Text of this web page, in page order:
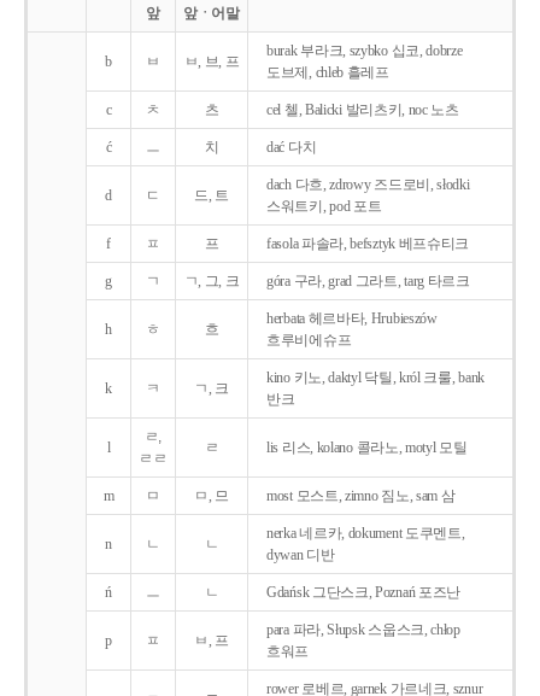
앞
앞ㆍ어말
b ㅂ ㅂ, 브, 프
burak 부라크, szybko 십코, dobrze
도브제, chleb 흘레프
c ㅊ 츠 cel 첼, Balicki 발리츠키, noc 노츠
ć ㅡ 치 dać 다치
d ㄷ 드, 트
dach 다흐, zdrowy 즈드로비, słodki
스워트키, pod 포트
f ㅍ 프 fasola 파솔라, befsztyk 베프슈티크
g ㄱ ㄱ, 그, 크 góra 구라, grad 그라트, targ 타르크
h ㅎ 흐
herbata 헤르바타, Hrubieszów
흐루비에슈프
k ㅋ ㄱ, 크
kino 키노, daktyl 닥틸, król 크룰, bank
반크
l
ㄹ,
ㄹㄹ
ㄹ lis 리스, kolano 콜라노, motyl 모틸
m ㅁ ㅁ, 므 most 모스트, zimno 짐노, sam 삼
n ㄴ ㄴ
nerka 네르카, dokument 도쿠멘트,
dywan 디반
ń ㅡ ㄴ Gdańsk 그단스크, Poznań 포즈난
p ㅍ ㅂ, 프
para 파라, Słupsk 스웁스크, chłop
흐워프
rower 로베르, garnek 가르네크, sznur